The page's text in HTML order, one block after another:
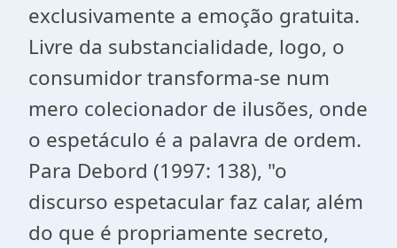
exclusivamente a emoção gratuita.
Livre da substancialidade, logo, o
consumidor transforma-se num
mero colecionador de ilusões, onde
o espetáculo é a palavra de ordem.
Para Debord (1997: 138), "o
discurso espetacular faz calar, além
do que é propriamente secreto,